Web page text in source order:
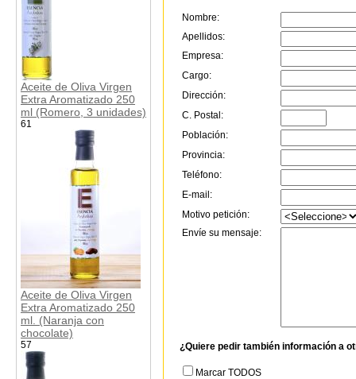
Aceite de Oliva Virgen
Extra Aromatizado 250
ml (Romero, 3 unidades)
61
Aceite de Oliva Virgen
Extra Aromatizado 250
ml. (Naranja con
chocolate)
57
Nombre:
Apellidos:
Empresa:
Cargo:
Dirección:
C. Postal:
Población:
Provincia:
Teléfono:
E-mail:
Motivo petición:
Envíe su mensaje:
¿Quiere pedir también información a
Marcar TODOS